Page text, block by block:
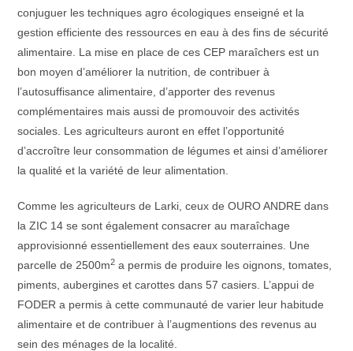
conjuguer les techniques agro écologiques enseigné et la
gestion efficiente des ressources en eau à des fins de sécurité
alimentaire. La mise en place de ces CEP maraîchers est un
bon moyen d’améliorer la nutrition, de contribuer à
l’autosuffisance alimentaire, d’apporter des revenus
complémentaires mais aussi de promouvoir des activités
sociales. Les agriculteurs auront en effet l’opportunité
d’accroître leur consommation de légumes et ainsi d’améliorer
la qualité et la variété de leur alimentation.
Comme les agriculteurs de Larki, ceux de OURO ANDRE dans
la ZIC 14 se sont également consacrer au maraîchage
approvisionné essentiellement des eaux souterraines. Une
parcelle de 2500m2 a permis de produire les oignons, tomates,
piments, aubergines et carottes dans 57 casiers. L’appui de
FODER a permis à cette communauté de varier leur habitude
alimentaire et de contribuer à l’augmentions des revenus au
sein des ménages de la localité.